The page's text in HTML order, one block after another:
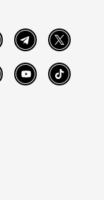
FacebookTelegram Twitter
InstagramYouTube TikTok